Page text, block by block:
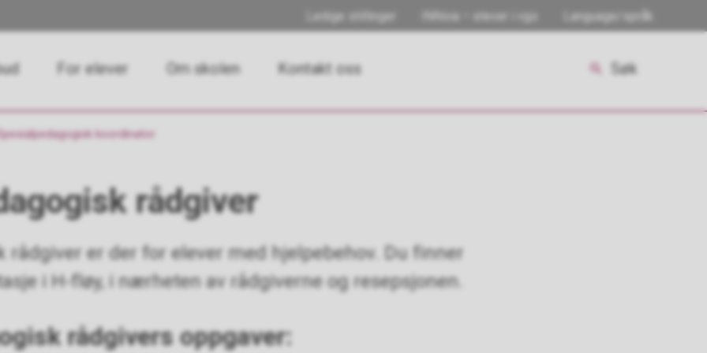
Ledige stillinger INNsia – elever i vgs Language/språk
For elever Om skolen Kontakt oss Søk
Spesialpedagogisk koordinator
rådgiver
rådgiver er der for elever med hjelpebehov. Du finner
i H-fløy, i nærheten av rådgiverne og resepsjonen.
rådgivers oppgaver: